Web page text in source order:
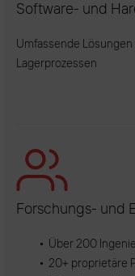
Software- und
Umfassende
Lagerprozessen
Forschungs- und
Über 200
20+ proprietäre